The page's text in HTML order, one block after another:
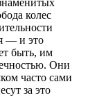
колес
— и это
быть, им
Они
часто сами
за это